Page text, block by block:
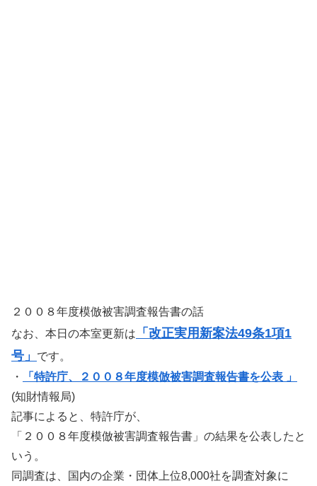
２００８年度模倣被害調査報告書の話
なお、本日の本室更新は
「改正実用新案法49条1項1
号」
です。
・
「特許庁、２００８年度模倣被害調査報告書を公表 」
(知財情報局)
記事によると、特許庁が、
「２００８年度模倣被害調査報告書」の結果を公表したと
いう。
同調査は、国内の企業・団体上位8,000社を調査対象に